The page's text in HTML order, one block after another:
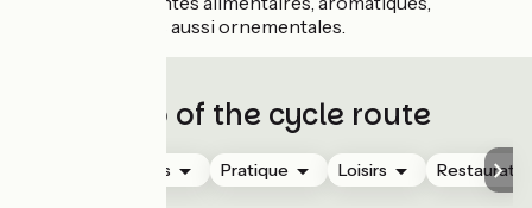
médicinales mais aussi ornementales.
Map of the cycle route
Hébergements Pratique Loisirs